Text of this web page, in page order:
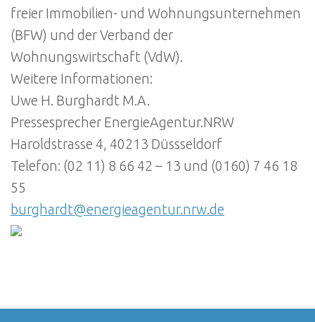
freier Immobilien- und Wohnungsunternehmen
(BFW) und der Verband der
Wohnungswirtschaft (VdW).
Weitere Informationen:
Uwe H. Burghardt M.A.
Pressesprecher EnergieAgentur.NRW
Haroldstrasse 4, 40213 Düssseldorf
Telefon: (02 11) 8 66 42 – 13 und (0160) 7 46 18
55
burghardt@energieagentur.nrw.de